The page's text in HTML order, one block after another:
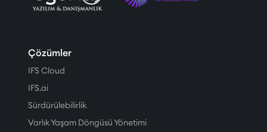
Çözümler
IFS Cloud
IFS.ai
Sürdürülebilirlik
Varlık Yaşam Döngüsü Yönetimi